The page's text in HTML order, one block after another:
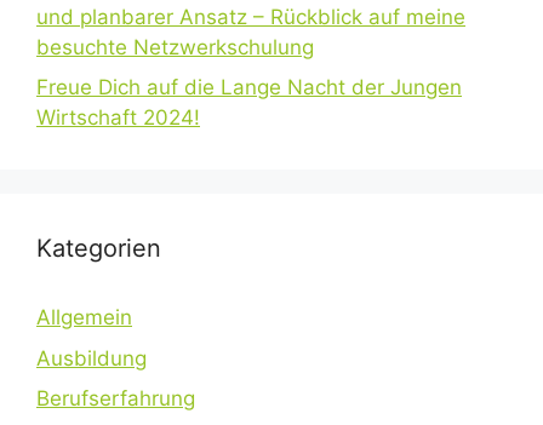
und planbarer Ansatz – Rückblick auf meine
besuchte Netzwerkschulung
Freue Dich auf die Lange Nacht der Jungen
Wirtschaft 2024!
Kategorien
Allgemein
Ausbildung
Berufserfahrung